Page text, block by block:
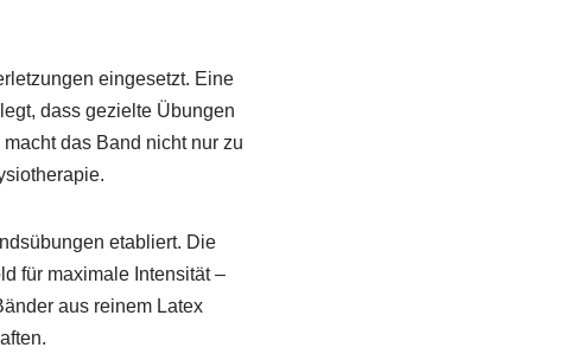
eingesetzt. Eine
dass gezielte Übungen
das Band nicht nur zu
etabliert. Die
für maximale Intensität –
aus reinem Latex